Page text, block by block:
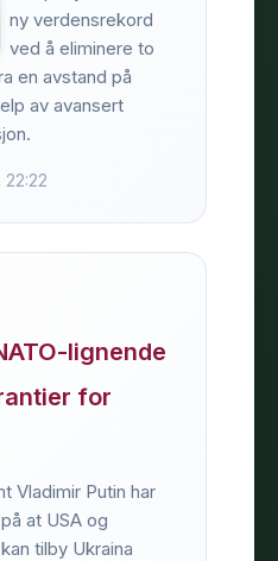
ny verdensrekord
ved å eliminere to
en avstand på
av avansert
22:22
lignende
for
Vladimir Putin har
at USA og
tilby Ukraina